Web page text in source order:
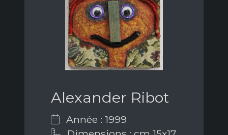
Alexander Ribot
Année : 1999